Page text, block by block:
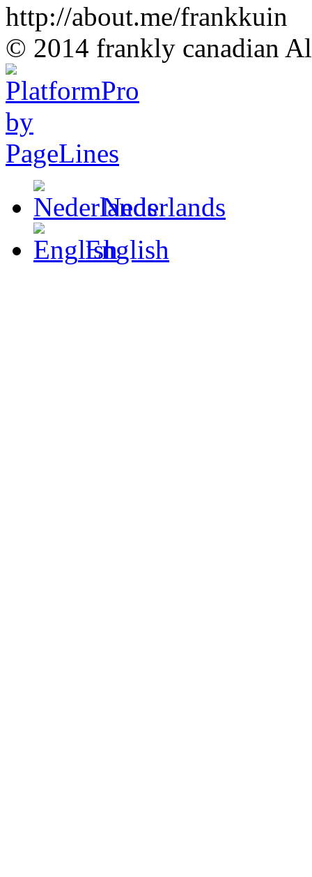
http://about.me/frankkuin
© 2014 frankly canadian
Nederlands
English